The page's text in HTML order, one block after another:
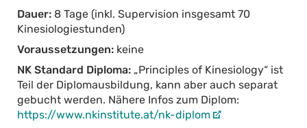
Dauer:8 Tage (inkl. Supervision insgesamt 70
Kinesiologiestunden)
Voraussetzungen: keine
NK Standard Diploma:„Principles of Kinesiology“ ist
Teil der Diplomausbildung, kann aber auch separat
gebucht werden. Nähere Infos zum Diplom:
https://www.nkinstitute.at/nk-diplom